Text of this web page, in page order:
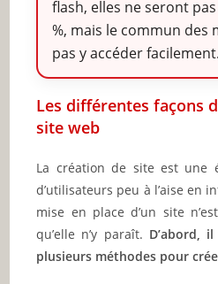
flash, elles ne seront
%, mais le commun des
pas y accéder facilement.
Les différentes façons
site web
La création de site est une
d’utilisateurs peu à l’aise en
mise en place d’un site
qu’elle n’y paraît. D’abord,
plusieurs méthodes pour